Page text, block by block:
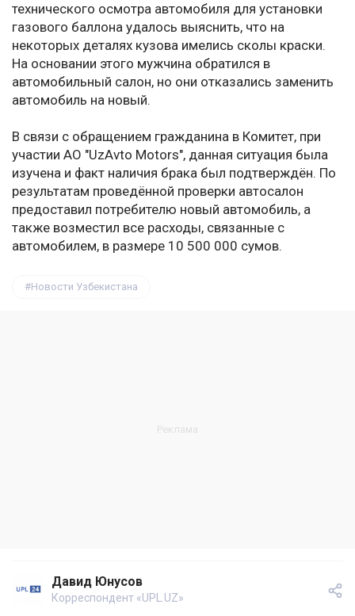
технического осмотра автомобиля для установки
газового баллона удалось выяснить, что на
некоторых деталях кузова имелись сколы краски.
На основании этого мужчина обратился в
автомобильный салон, но они отказались заменить
автомобиль на новый.
В связи с обращением гражданина в Комитет, при
участии АО "UzAvto Motors", данная ситуация была
изучена и факт наличия брака был подтверждён. По
результатам проведённой проверки автосалон
предоставил потребителю новый автомобиль, а
также возместил все расходы, связанные с
автомобилем, в размере 10 500 000 сумов.
Новости Узбекистана
Давид Юнусов
Корреспондент «UPL.UZ»